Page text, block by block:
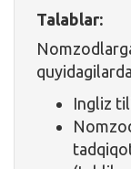
Talablar:
Ingliz